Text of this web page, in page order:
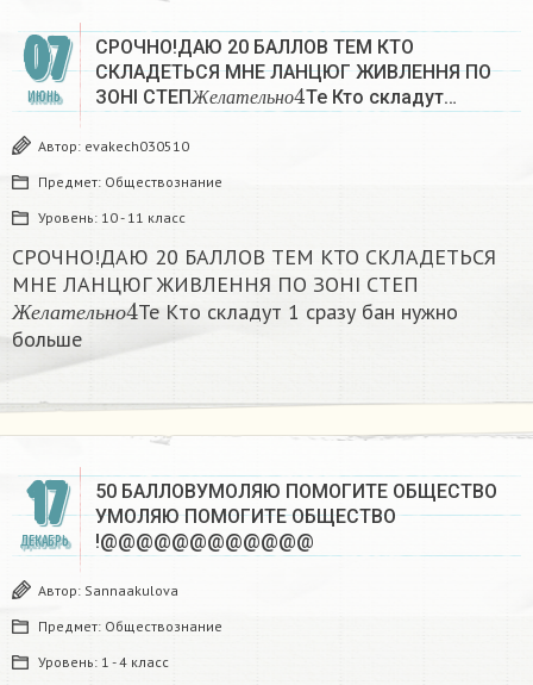
07
ИЮНЬ
СРОЧНО!ДАЮ 20 БАЛЛОВ ТЕМ КТО
СКЛАДЕТЬСЯ МНЕ ЛАНЦЮГ ЖИВЛЕННЯ ПО
ЗОНІ СТЕПЖ ел а т ел ьн о
Же ла тельно4
Те Кто складут…
Автор: evakech030510
Предмет: Обществознание
Уровень: 10 - 11 класс
СРОЧНО!ДАЮ 20 БАЛЛОВ ТЕМ КТО СКЛАДЕТЬСЯ
МНЕ ЛАНЦЮГ ЖИВЛЕННЯ ПО ЗОНІ СТЕП
Жел а т ел ьн о
Жел ательно4
Те Кто складут 1 сразу бан нужно
больше
17
ДЕКАБРЬ
50 БАЛЛОВУМОЛЯЮ ПОМОГИТЕ ОБЩЕСТВО
УМОЛЯЮ ПОМОГИТЕ ОБЩЕСТВО
!@@@@@@@@@@@@​
Автор: Sannaakulova
Предмет: Обществознание
Уровень: 1 - 4 класс